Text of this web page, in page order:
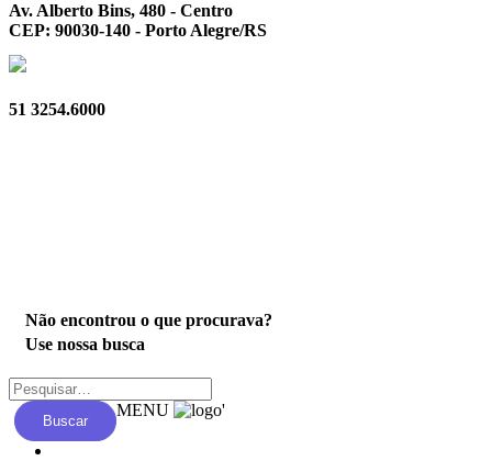
Av. Alberto Bins, 480 - Centro
CEP: 90030-140 - Porto Alegre/RS
51 3254.6000
Não encontrou o que procurava?
Use nossa busca
Buscar
MENU '